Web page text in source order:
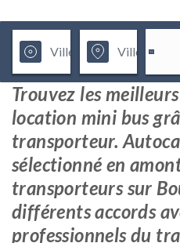
Trouvez les
location mini bus
transporteur.
sélectionné en
transporteurs sur
différents accords
professionnels du